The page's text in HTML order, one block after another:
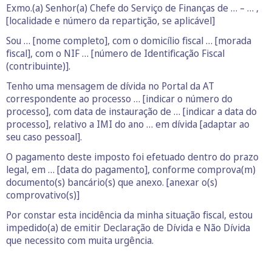
Exmo.(a) Senhor(a) Chefe do Serviço de Finanças de … – … ,
[localidade e número da repartição, se aplicável]
Sou … [nome completo], com o domicílio fiscal … [morada
fiscal], com o NIF … [número de Identificação Fiscal
(contribuinte)].
Tenho uma mensagem de dívida no Portal da AT
correspondente ao processo … [indicar o número do
processo], com data de instauração de … [indicar a data do
processo], relativo a IMI do ano … em dívida [adaptar ao
seu caso pessoal].
O pagamento deste imposto foi efetuado dentro do prazo
legal, em … [data do pagamento], conforme comprova(m)
documento(s) bancário(s) que anexo. [anexar o(s)
comprovativo(s)]
Por constar esta incidência da minha situação fiscal, estou
impedido(a) de emitir Declaração de Dívida e Não Dívida
que necessito com muita urgência.